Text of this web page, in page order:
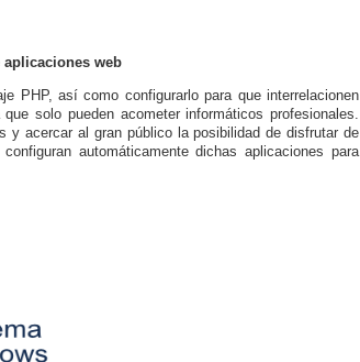
aplicaciones web
PHP, así como configurarlo para que interrelacionen
solo pueden acometer informáticos profesionales.
y acercar al gran público la posibilidad de disfrutar de
automáticamente dichas aplicaciones para